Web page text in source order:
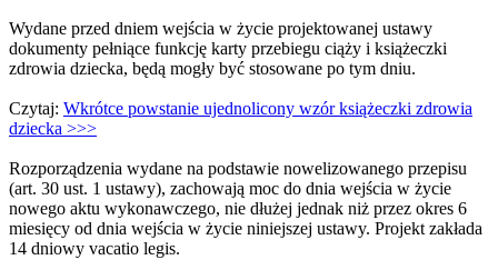
Wydane przed dniem wejścia w życie projektowanej ustawy
dokumenty pełniące funkcję karty przebiegu ciąży i książeczki
zdrowia dziecka, będą mogły być stosowane po tym dniu.
Czytaj: Wkrótce powstanie ujednolicony wzór książeczki zdrowia
dziecka >>>
Rozporządzenia wydane na podstawie nowelizowanego przepisu
(art. 30 ust. 1 ustawy), zachowają moc do dnia wejścia w życie
nowego aktu wykonawczego, nie dłużej jednak niż przez okres 6
miesięcy od dnia wejścia w życie niniejszej ustawy. Projekt zakłada
14 dniowy vacatio legis.